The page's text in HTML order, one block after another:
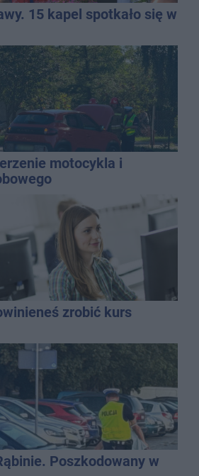
15 kapel spotkało się w
motocykla i
zrobić kurs
Poszkodowany w